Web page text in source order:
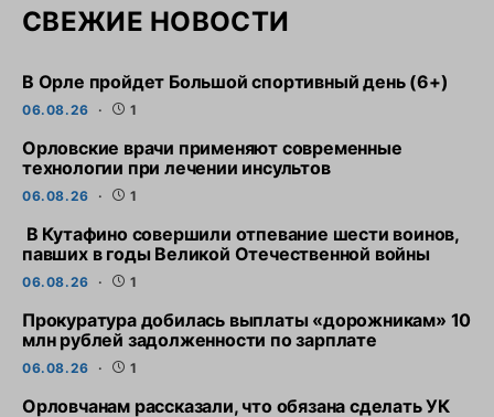
СВЕЖИЕ НОВОСТИ
В Орле пройдет Большой спортивный день (6+)
06.08.26 1
Орловские врачи применяют современные
технологии при лечении инсультов
06.08.26 1
В Кутафино совершили отпевание шести воинов,
павших в годы Великой Отечественной войны
06.08.26 1
Прокуратура добилась выплаты «дорожникам» 10
млн рублей задолженности по зарплате
06.08.26 1
Орловчанам рассказали, что обязана сделать УК